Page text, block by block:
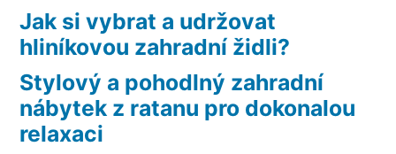
Jak si vybrat a udržovat
hliníkovou zahradní židli?
Stylový a pohodlný zahradní
nábytek z ratanu pro dokonalou
relaxaci